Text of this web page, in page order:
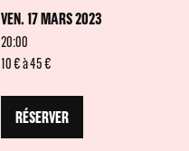
VEN. 17 MARS 2023
20:00
10 € à 45 €
RÉSERVER